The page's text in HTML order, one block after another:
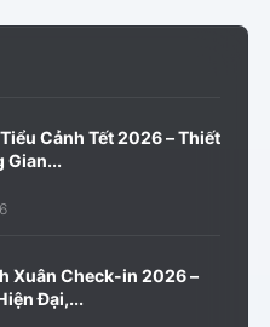
Cảnh Tết 2026 – Thiết
Gian...
Xuân Check-in 2026 –
Đại,...